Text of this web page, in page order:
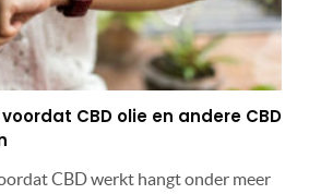
CBD olie en andere CBD
CBD werkt hangt onder meer